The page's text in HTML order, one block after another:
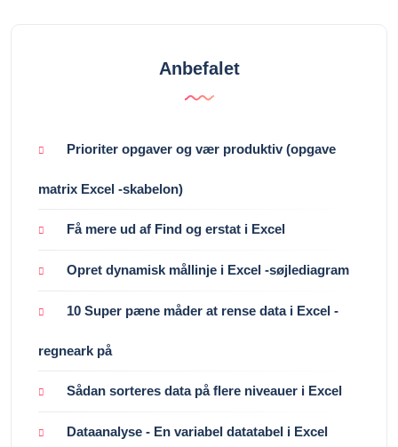
Anbefalet
Prioriter opgaver og vær produktiv (opgave
matrix Excel -skabelon)
Få mere ud af Find og erstat i Excel
Opret dynamisk mållinje i Excel -søjlediagram
10 Super pæne måder at rense data i Excel -
regneark på
Sådan sorteres data på flere niveauer i Excel
Dataanalyse - En variabel datatabel i Excel